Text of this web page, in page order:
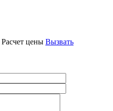
Расчет цены Вызвать